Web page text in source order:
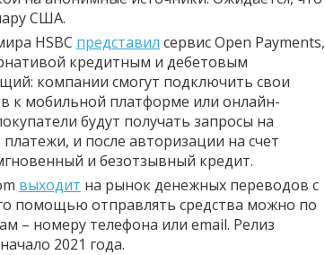
США.
HSBC представил сервис Open Payments,
кредитным и дебетовым
компании смогут подключить свои
к мобильной платформе или онлайн-
будут получать запросы на
и после авторизации на счет
и безотзывный кредит.
выходит на рынок денежных переводов с
помощью отправлять средства можно по
– номеру телефона или email. Релиз
2021 года.